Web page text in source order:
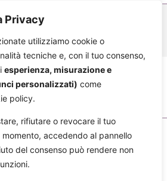
Privacy
utilizziamo cookie o
tecniche e, con il tuo consenso,
esperienza, misurazione e
personalizzati) come
policy.
rifiutare o revocare il tuo
accedendo al pannello
del consenso può rendere non